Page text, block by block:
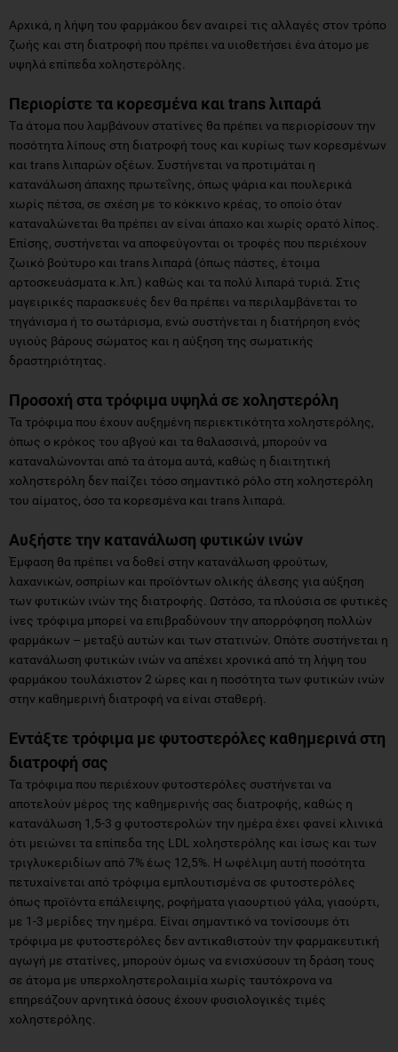
Αρχικά, η λήψη του φαρμάκου δεν αναιρεί τις αλλαγές στον τρόπο
ζωής και στη διατροφή που πρέπει να υιοθετήσει ένα άτομο με
υψηλά επίπεδα χοληστερόλης.
Περιορίστε τα κορεσμένα και trans λιπαρά
Tα άτομα που λαμβάνουν στατίνες θα πρέπει να περιορίσουν την
ποσότητα λίπους στη διατροφή τους και κυρίως των κορεσμένων
και trans λιπαρών οξέων. Συστήνεται να προτιμάται η
κατανάλωση άπαχης πρωτεΐνης, όπως ψάρια και πουλερικά
χωρίς πέτσα, σε σχέση με το κόκκινο κρέας, το οποίο όταν
καταναλώνεται θα πρέπει αν είναι άπαχο και χωρίς ορατό λίπος.
Επίσης, συστήνεται να αποφεύγονται οι τροφές που περιέχουν
ζωικό βούτυρο και trans λιπαρά (όπως πάστες, έτοιμα
αρτοσκευάσματα κ.λπ.) καθώς και τα πολύ λιπαρά τυριά. Στις
μαγειρικές παρασκευές δεν θα πρέπει να περιλαμβάνεται το
τηγάνισμα ή το σωτάρισμα, ενώ συστήνεται η διατήρηση ενός
υγιούς βάρους σώματος και η αύξηση της σωματικής
δραστηριότητας.
Προσοχή στα τρόφιμα υψηλά σε χοληστερόλη
Τα τρόφιμα που έχουν αυξημένη περιεκτικότητα χοληστερόλης,
όπως ο κρόκος του αβγού και τα θαλασσινά, μπορούν να
καταναλώνονται από τα άτομα αυτά, καθώς η διαιτητική
χοληστερόλη δεν παίζει τόσο σημαντικό ρόλο στη χοληστερόλη
του αίματος, όσο τα κορεσμένα και trans λιπαρά.
Αυξήστε την κατανάλωση φυτικών ινών
Έμφαση θα πρέπει να δοθεί στην κατανάλωση φρούτων,
λαχανικών, οσπρίων και προϊόντων ολικής άλεσης για αύξηση
των φυτικών ινών της διατροφής. Ωστόσο, τα πλούσια σε φυτικές
ίνες τρόφιμα μπορεί να επιβραδύνουν την απορρόφηση πολλών
φαρμάκων – μεταξύ αυτών και των στατινών. Οπότε συστήνεται η
κατανάλωση φυτικών ινών να απέχει χρονικά από τη λήψη του
φαρμάκου τουλάχιστον 2 ώρες και η ποσότητα των φυτικών ινών
στην καθημερινή διατροφή να είναι σταθερή.
Εντάξτε τρόφιμα με φυτοστερόλες καθημερινά στη
διατροφή σας
Τα τρόφιμα που περιέχουν φυτοστερόλες συστήνεται να
αποτελούν μέρος της καθημερινής σας διατροφής, καθώς η
κατανάλωση 1,5-3 g φυτοστερολών την ημέρα έχει φανεί κλινικά
ότι μειώνει τα επίπεδα της LDL χοληστερόλης και ίσως και των
τριγλυκεριδίων από 7% έως 12,5%. Η ωφέλιμη αυτή ποσότητα
πετυχαίνεται από τρόφιμα εμπλουτισμένα σε φυτοστερόλες
όπως προϊόντα επάλειψης, ροφήματα γιαουρτιού γάλα, γιαούρτι,
με 1-3 μερίδες την ημέρα. Είναι σημαντικό να τονίσουμε ότι
τρόφιμα με φυτοστερόλες δεν αντικαθιστούν την φαρμακευτική
αγωγή με στατίνες, μπορούν όμως να ενισχύσουν τη δράση τους
σε άτομα με υπερχοληστερολαιμία χωρίς ταυτόχρονα να
επηρεάζουν αρνητικά όσους έχουν φυσιολογικές τιμές
χοληστερόλης.